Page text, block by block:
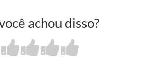
achou disso?